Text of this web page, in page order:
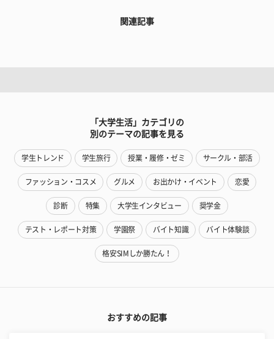
関連記事
「大学生活」カテゴリの
別のテーマの記事を見る
学生トレンド 学生旅行 授業・履修・ゼミ サークル・部活
ファッション・コスメ グルメ お出かけ・イベント 恋愛
診断 特集 大学生インタビュー 奨学金
テスト・レポート対策 学園祭 バイト知識 バイト体験談
格安SIMしか勝たん！
おすすめの記事